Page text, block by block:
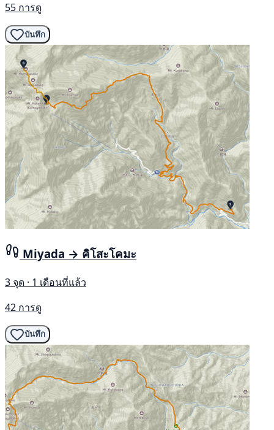
55 การดู
บันทึก
Miyada → คิโสะโคมะ
3 จุด · 1 เดือนที่แล้ว
42 การดู
บันทึก